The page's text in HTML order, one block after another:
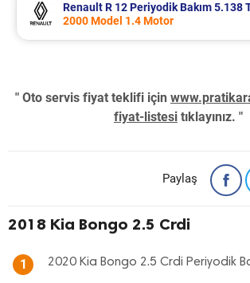
Renault R 12 Periyodik Bakım 5.138 TL
2000 Model 1.4 Motor
" Oto servis fiyat teklifi için
fiyat-listesi tıklayınız. "
Paylaş
2018 Kia Bongo 2.5 Crdi
1 2020 Kia Bongo 2.5 Crdi Periyodik